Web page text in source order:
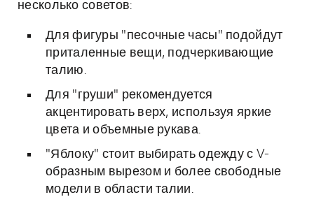
несколько советов:
Для фигуры "песочные часы" подойдут
приталенные вещи, подчеркивающие
талию.
Для "груши" рекомендуется
акцентировать верх, используя яркие
цвета и объемные рукава.
"Яблоку" стоит выбирать одежду с V-
образным вырезом и более свободные
модели в области талии.